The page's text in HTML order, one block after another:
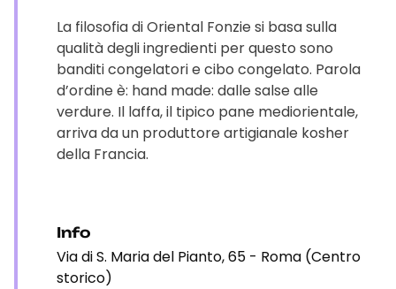
La filosofia di Oriental Fonzie si basa sulla
qualità degli ingredienti per questo sono
banditi congelatori e cibo congelato. Parola
d’ordine è: hand made: dalle salse alle
verdure. Il laffa, il tipico pane mediorientale,
arriva da un produttore artigianale kosher
della Francia.
Info
Via di S. Maria del Pianto, 65 - Roma (Centro
storico)